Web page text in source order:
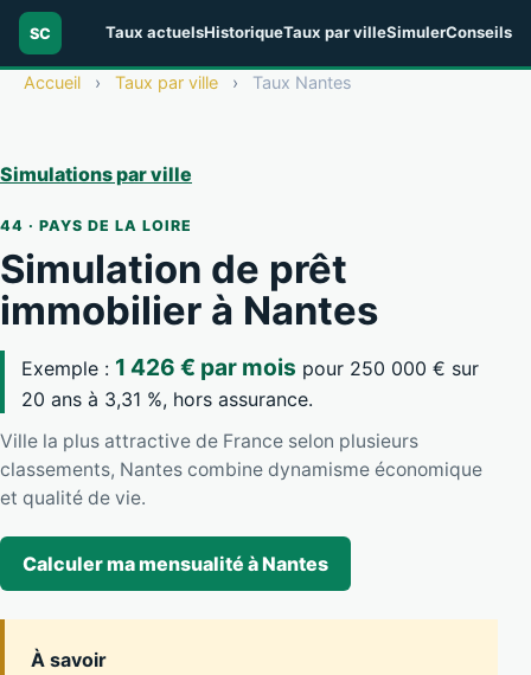
SC Taux actuelsHistoriqueTaux par villeSimulerConseils
Accueil › Taux par ville › Taux Nantes
Simulations par ville
44 · PAYS DE LA LOIRE
Simulation de prêt
immobilier à Nantes
Exemple : 1 426 € par mois pour 250 000 € sur
20 ans à 3,31 %, hors assurance.
Ville la plus attractive de France selon plusieurs
classements, Nantes combine dynamisme économique
et qualité de vie.
Calculer ma mensualité à Nantes
À savoir